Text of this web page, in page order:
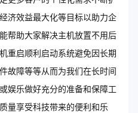
济效益最大化等目标以助力企
帮助大家解决主机放置不用后
重启顺利启动系统避免因长期
故障等等从而为我们在长时间
娱乐做好充分的准备和保障工
量享受科技带来的便利和乐